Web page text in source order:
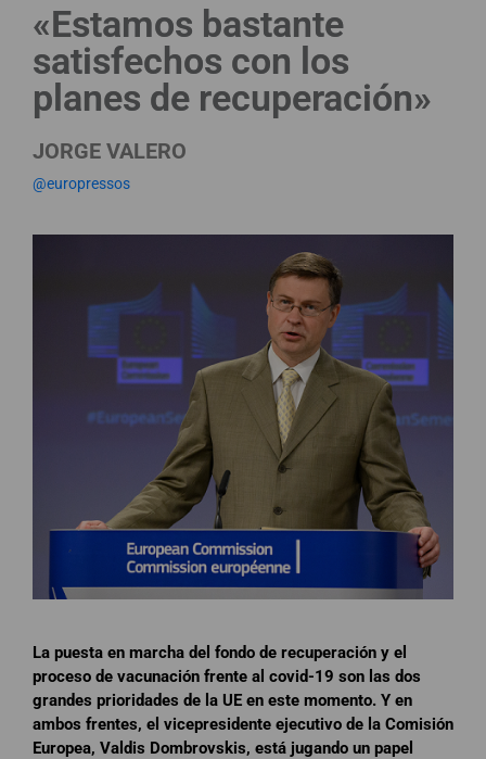
«Estamos bastante
satisfechos con los
planes de recuperación»
JORGE VALERO
@europressos
La puesta en marcha del fondo de recuperación y el
proceso de vacunación frente al covid-19 son las dos
grandes prioridades de la UE en este momento. Y en
ambos frentes, el vicepresidente ejecutivo de la Comisión
Europea, Valdis Dombrovskis, está jugando un papel